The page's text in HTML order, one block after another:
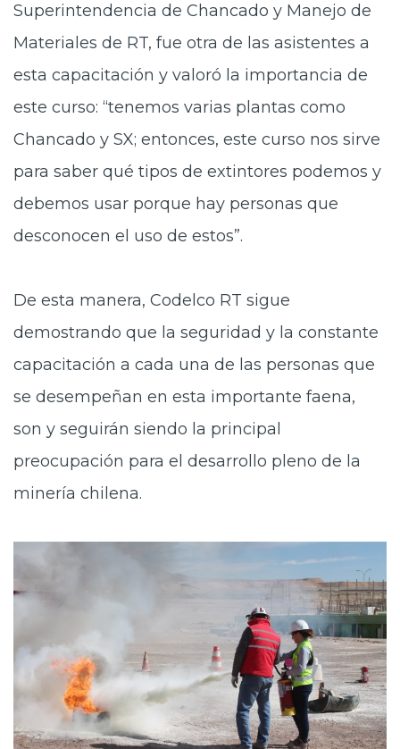
Superintendencia de Chancado y Manejo de
Materiales de RT, fue otra de las asistentes a
esta capacitación y valoró la importancia de
este curso: “tenemos varias plantas como
Chancado y SX; entonces, este curso nos sirve
para saber qué tipos de extintores podemos y
debemos usar porque hay personas que
desconocen el uso de estos”.
De esta manera, Codelco RT sigue
demostrando que la seguridad y la constante
capacitación a cada una de las personas que
se desempeñan en esta importante faena,
son y seguirán siendo la principal
preocupación para el desarrollo pleno de la
minería chilena.